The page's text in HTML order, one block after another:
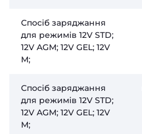
Спосіб заряджання
для режимів 12V STD;
12V AGM; 12V GEL; 12V
М;
Спосіб заряджання
для режимів 12V STD;
12V AGM; 12V GEL; 12V
М;